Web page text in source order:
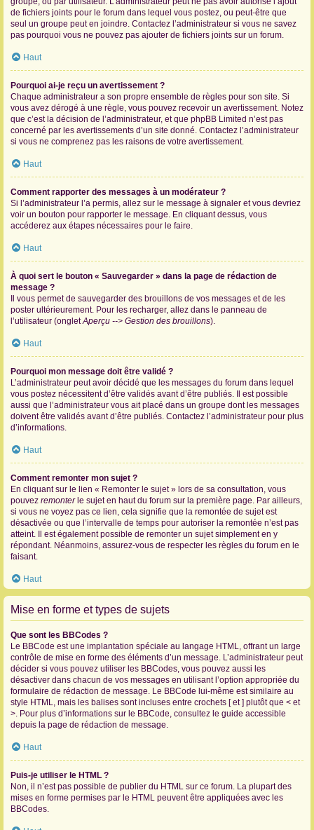
de fichiers joints pour le forum dans lequel vous postez, ou peut-être que
seul un groupe peut en joindre. Contactez l’administrateur si vous ne savez
pas pourquoi vous ne pouvez pas ajouter de fichiers joints sur un forum.
Haut
Pourquoi ai-je reçu un avertissement ?
Chaque administrateur a son propre ensemble de règles pour son site. Si
vous avez dérogé à une règle, vous pouvez recevoir un avertissement. Notez
que c’est la décision de l’administrateur, et que phpBB Limited n’est pas
concerné par les avertissements d’un site donné. Contactez l’administrateur
si vous ne comprenez pas les raisons de votre avertissement.
Haut
Comment rapporter des messages à un modérateur ?
Si l’administrateur l’a permis, allez sur le message à signaler et vous devriez
voir un bouton pour rapporter le message. En cliquant dessus, vous
accéderez aux étapes nécessaires pour le faire.
Haut
À quoi sert le bouton « Sauvegarder » dans la page de rédaction de
message ?
Il vous permet de sauvegarder des brouillons de vos messages et de les
poster ultérieurement. Pour les recharger, allez dans le panneau de
l’utilisateur (ongletAperçu --> Gestion des brouillons).
Haut
Pourquoi mon message doit être validé ?
L’administrateur peut avoir décidé que les messages du forum dans lequel
vous postez nécessitent d’être validés avant d’être publiés. Il est possible
aussi que l’administrateur vous ait placé dans un groupe dont les messages
doivent être validés avant d’être publiés. Contactez l’administrateur pour plus
d’informations.
Haut
Comment remonter mon sujet ?
En cliquant sur le lien « Remonter le sujet » lors de sa consultation, vous
pouvez remonterle sujet en haut du forum sur la première page. Par ailleurs,
si vous ne voyez pas ce lien, cela signifie que la remontée de sujet est
désactivée ou que l’intervalle de temps pour autoriser la remontée n’est pas
atteint. Il est également possible de remonter un sujet simplement en y
répondant. Néanmoins, assurez-vous de respecter les règles du forum en le
faisant.
Haut
Mise en forme et types de sujets
Que sont les BBCodes ?
Le BBCode est une implantation spéciale au langage HTML, offrant un large
contrôle de mise en forme des éléments d’un message. L’administrateur peut
décider si vous pouvez utiliser les BBCodes, vous pouvez aussi les
désactiver dans chacun de vos messages en utilisant l’option appropriée du
formulaire de rédaction de message. Le BBCode lui-même est similaire au
style HTML, mais les balises sont incluses entre crochets [ et ] plutôt que < et
>. Pour plus d’informations sur le BBCode, consultez le guide accessible
depuis la page de rédaction de message.
Haut
Puis-je utiliser le HTML ?
Non, il n’est pas possible de publier du HTML sur ce forum. La plupart des
mises en forme permises par le HTML peuvent être appliquées avec les
BBCodes.